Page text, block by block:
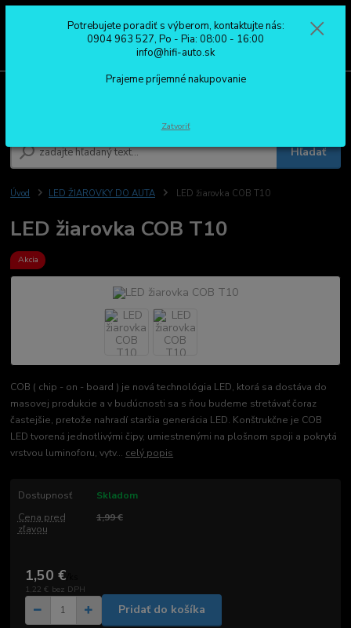
Hľadať
0904 963 527
Po - Pia: 08:00 - 16:00
Úvod LED ŽIAROVKY DO AUTA LED žiarovka COB T10
LED žiarovka COB T10
Akcia
COB ( chip - on - board ) je nová technológia LED, ktorá sa dostáva do
masovej produkcie a v budúcnosti sa s ňou budeme stretávať čoraz
častejšie, pretože nahradí staršia generácia LED. Konštrukčne je COB
LED tvorená jednotlivými čipy, umiestnenými na plošnom spoji a pokrytá
vrstvou luminoforu, vytv... celý popis
Dostupnosť
Skladom
Cena pred
zľavou
1,99 €
1,50 €
1,22 € bez DPH
Pridať do košíka
Potrebujete poradiť s výberom, kontaktujte nás:
0904 963 527, Po - Pia: 08:00 - 16:00
info@hifi-auto.sk
Prajeme príjemné nakupovanie
Zatvoriť